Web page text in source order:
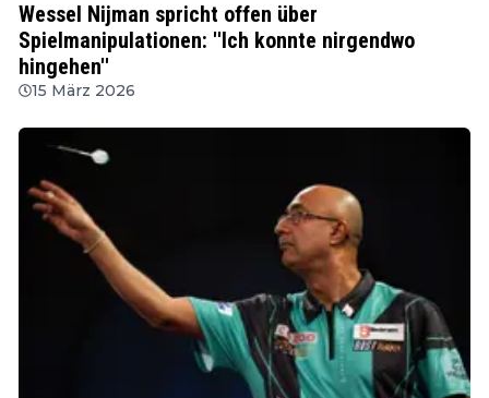
Wessel Nijman spricht offen über
Spielmanipulationen: ''Ich konnte nirgendwo
hingehen''
15 März 2026